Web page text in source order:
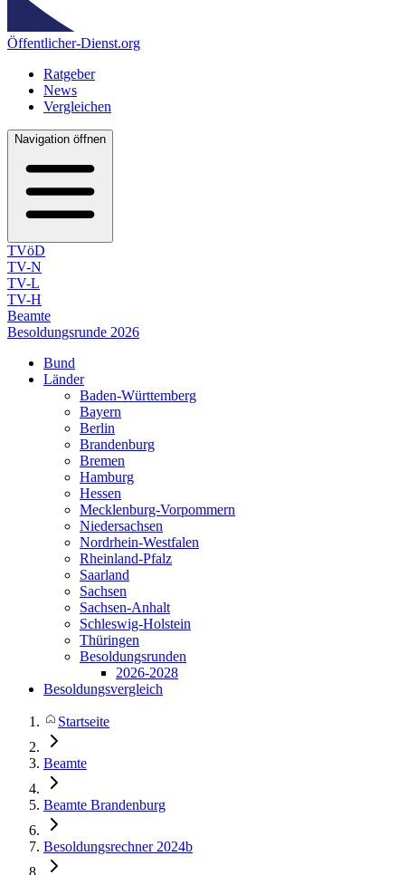
Öffentlicher-Dienst.org
Ratgeber
News
Vergleichen
Navigation öffnen
TVöD
TV-N
TV-L
TV-H
Beamte
Besoldungsrunde 2026
Bund
Länder
Baden-Württemberg
Bayern
Berlin
Brandenburg
Bremen
Hamburg
Hessen
Mecklenburg-Vorpommern
Niedersachsen
Nordrhein-Westfalen
Rheinland-Pfalz
Saarland
Sachsen
Sachsen-Anhalt
Schleswig-Holstein
Thüringen
Besoldungsrunden
2026-2028
Besoldungsvergleich
Startseite
Beamte
Beamte Brandenburg
Besoldungsrechner 2024b